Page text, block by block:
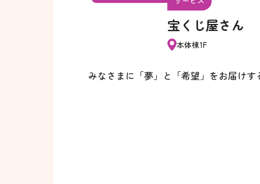
宝くじ屋さん
本体棟1F
みなさまに「夢」と「希望」をお届けす